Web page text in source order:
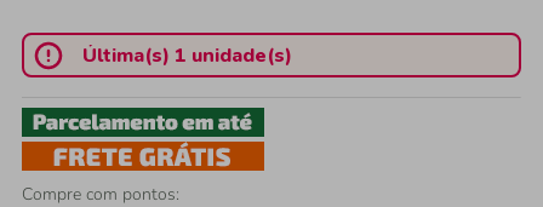
Última(s) 1 unidade(s)
Compre com pontos: